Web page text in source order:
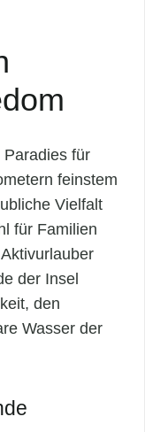
für
feinstem
Vielfalt
für Familien
der Insel
den
Wasser der